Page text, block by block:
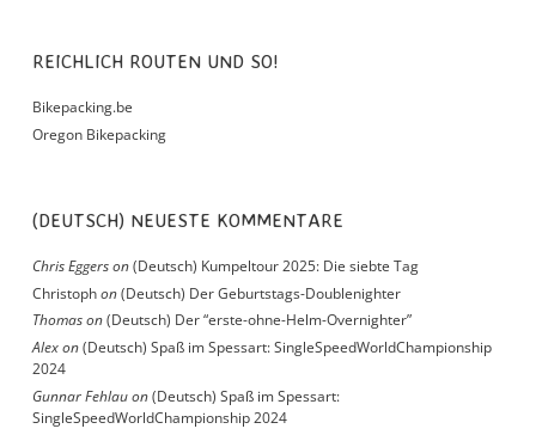
REICHLICH ROUTEN UND SO!
Bikepacking.be
Oregon Bikepacking
(DEUTSCH) NEUESTE KOMMENTARE
Chris Eggerson(Deutsch) Kumpeltour 2025: Die siebte Tag
Christophon(Deutsch) Der Geburtstags-Doublenighter
Thomason(Deutsch) Der “erste-ohne-Helm-Overnighter”
Alexon(Deutsch) Spaß im Spessart: SingleSpeedWorldChampionship
2024
Gunnar Fehlauon(Deutsch) Spaß im Spessart:
SingleSpeedWorldChampionship 2024